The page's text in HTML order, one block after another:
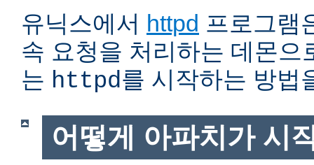
유닉스에서 httpd 프로그램
속 요청을 처리하는 데몬으
는 httpd를 시작하는 방법
어떻게 아파치가 시